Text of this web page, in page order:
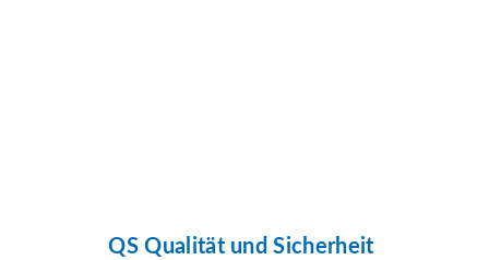
QS Qualität und Sicherheit